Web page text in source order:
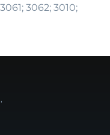
3062; 3010;